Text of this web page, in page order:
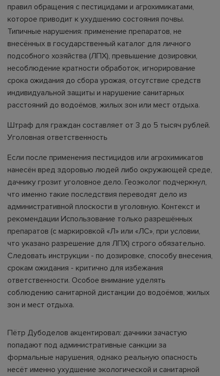
правил обращения с пестицидами и агрохимикатами,
которое приводит к ухудшению состояния почвы.
Типичные нарушения: применение препаратов, не
внесённых в государственный каталог для личного
подсобного хозяйства (ЛПХ), превышение дозировки,
несоблюдение кратности обработок, игнорирование
срока ожидания до сбора урожая, отсутствие средств
индивидуальной защиты и нарушение санитарных
расстояний до водоёмов, жилых зон или мест отдыха.
Штраф для граждан составляет от 3 до 5 тысяч рублей.
Уголовная ответственность
Если после применения пестицидов или агрохимикатов
нанесён вред здоровью людей либо окружающей среде,
дачнику грозит уголовное дело. Геоэколог подчеркнул,
что именно такие последствия переводят дело из
административной плоскости в уголовную. Контекст и
рекомендации Использование только разрешённых
препаратов (с маркировкой «Л» или «ЛС», при условии,
что указано разрешение для ЛПХ) строго обязательно.
Следовать инструкции - по дозировке, способу внесения,
срокам ожидания - критично для избежания
ответственности. Особое внимание уделять
соблюдению санитарной дистанции до водоёмов, жилых
зон и мест отдыха.
Пётр Дубоделов акцентировал: дачники зачастую
попадают под административные санкции за
формальные нарушения, однако реальную опасность
несёт именно ухудшение экологической и санитарной